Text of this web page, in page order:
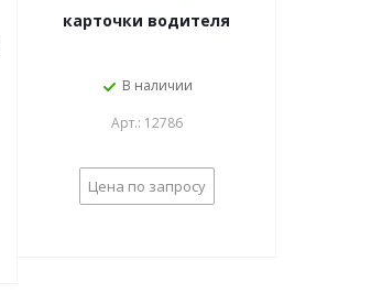
карточки водителя
В наличии
Арт.: 12786
Цена по запросу